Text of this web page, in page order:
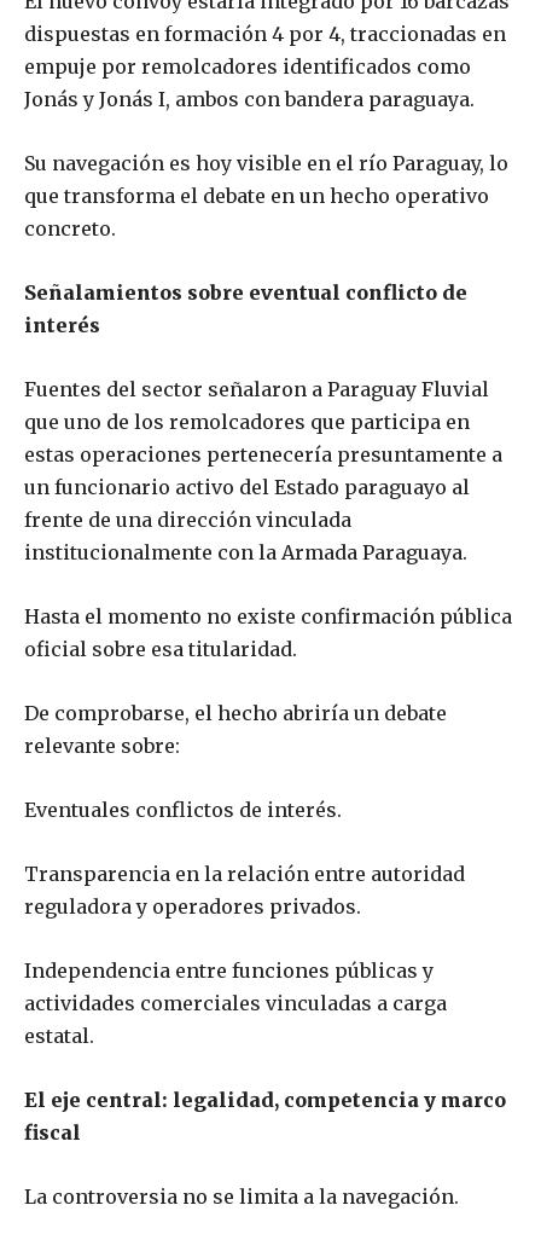
dispuestas en formación 4 por 4, traccionadas en
empuje por remolcadores identificados como
Jonás y Jonás I, ambos con bandera paraguaya.
Su navegación es hoy visible en el río Paraguay, lo
que transforma el debate en un hecho operativo
concreto.
Señalamientos sobre eventual conflicto de
interés
Fuentes del sector señalaron a Paraguay Fluvial
que uno de los remolcadores que participa en
estas operaciones pertenecería presuntamente a
un funcionario activo del Estado paraguayo al
frente de una dirección vinculada
institucionalmente con la Armada Paraguaya.
Hasta el momento no existe confirmación pública
oficial sobre esa titularidad.
De comprobarse, el hecho abriría un debate
relevante sobre:
Eventuales conflictos de interés.
Transparencia en la relación entre autoridad
reguladora y operadores privados.
Independencia entre funciones públicas y
actividades comerciales vinculadas a carga
estatal.
El eje central: legalidad, competencia y marco
fiscal
La controversia no se limita a la navegación.